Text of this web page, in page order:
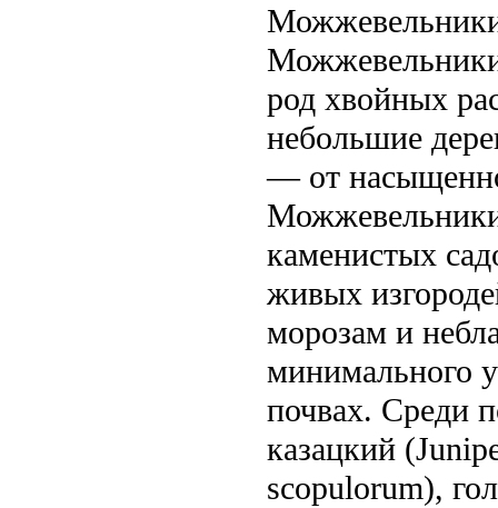
род хвойных
небольшие
— от
каменистых
живых
морозам и
минимального
почвах. Среди
казацкий
scopulorum),